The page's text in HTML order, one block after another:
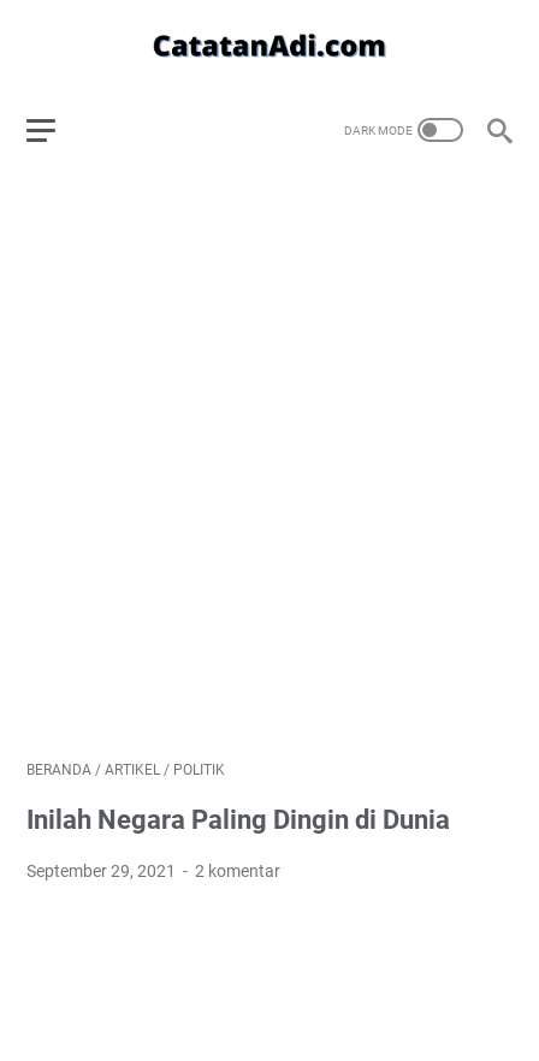
BERANDA / ARTIKEL / POLITIK
Inilah Negara Paling Dingin di Dunia
September 29, 2021 2 komentar